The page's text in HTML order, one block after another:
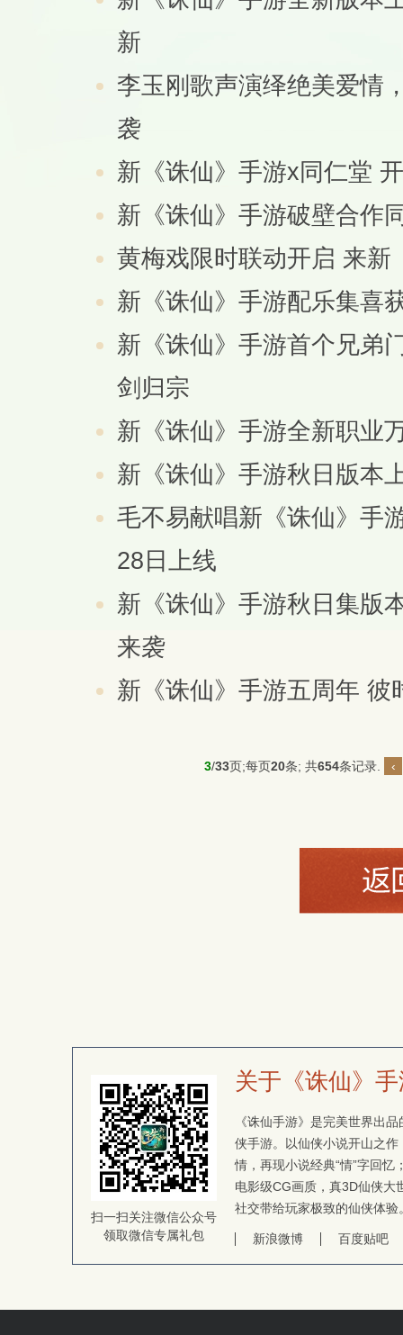
新
李玉刚歌声演绎绝美爱情
袭
新《诛仙》手游x同仁堂
新《诛仙》手游破壁合作
黄梅戏限时联动开启 来新
新《诛仙》手游配乐集喜
新《诛仙》手游首个兄弟
剑归宗
新《诛仙》手游全新职业
新《诛仙》手游秋日版本
毛不易献唱新《诛仙》手
28日上线
新《诛仙》手游秋日集版
来袭
新《诛仙》手游五周年 彼
3/33页;每页20条; 共654条记录. ‹
扫一扫关注微信公众号
领取微信专属礼包
关于《诛仙》
《诛仙手游》是完美世界出
侠手游。以仙侠小说开山之
情，再现小说经典“情”字回
电影级CG画质，真3D仙侠大
社交带给玩家极致的仙侠体验
新浪微博 百度贴吧